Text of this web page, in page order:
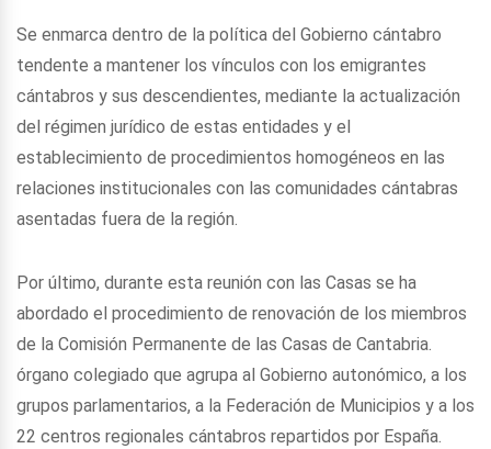
Se enmarca dentro de la política del Gobierno cántabro
tendente a mantener los vínculos con los emigrantes
cántabros y sus descendientes, mediante la actualización
del régimen jurídico de estas entidades y el
establecimiento de procedimientos homogéneos en las
relaciones institucionales con las comunidades cántabras
asentadas fuera de la región.
Por último, durante esta reunión con las Casas se ha
abordado el procedimiento de renovación de los miembros
de la Comisión Permanente de las Casas de Cantabria.
órgano colegiado que agrupa al Gobierno autonómico, a los
grupos parlamentarios, a la Federación de Municipios y a los
22 centros regionales cántabros repartidos por España.